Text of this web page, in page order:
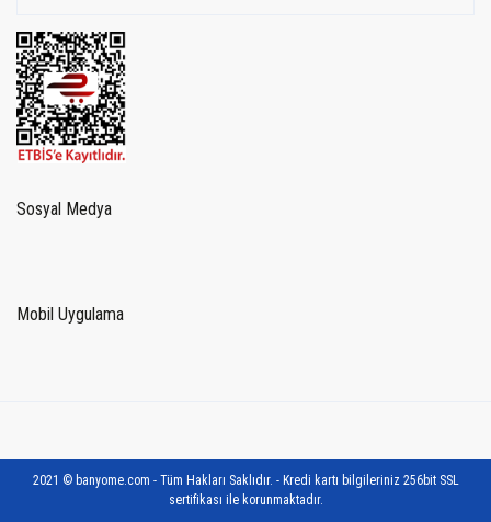
Sosyal Medya
Mobil Uygulama
2021 © banyome.com - Tüm Hakları Saklıdır. - Kredi kartı bilgileriniz 256bit SSL
sertifikası ile korunmaktadır.